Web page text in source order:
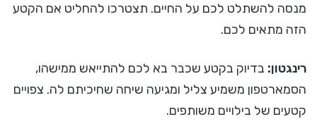
מנסה להשתלט לכם על החיים. תצטרכו להחליט אם הקטע
הזה מתאים לכם.
רינגטון: בדיוק בקטע שכבר בא לכם להתייאש ממישהו,
הסמארטפון משמיע צליל ומגיעה שיחה שחיכיתם לה. צפויים
קטעים של בילויים משותפים.